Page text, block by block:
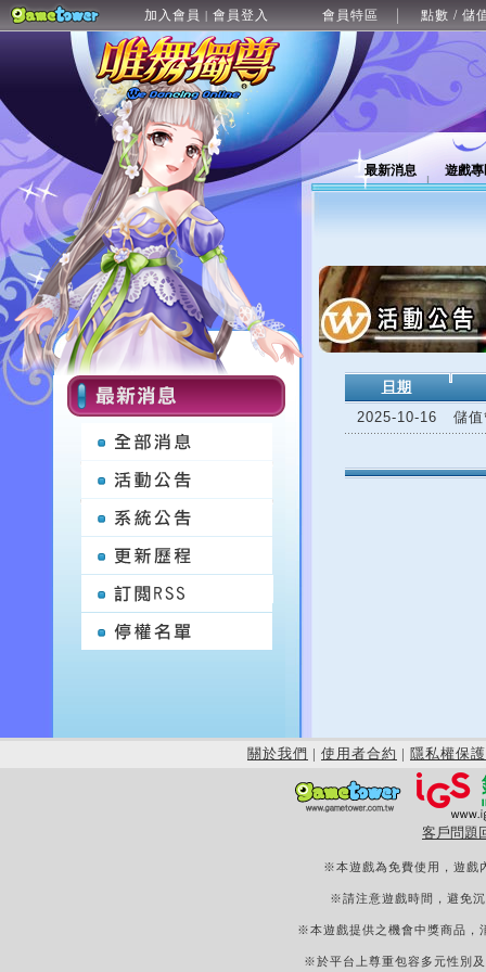
加入會員 | 會員登入 會員特區 點數 / 儲
最新消息 遊戲
日期
2025-10-16
儲
關於我們 | 使用者合約 | 隱私權保護
客戶問題
※本遊戲為免費使用，遊戲
※請注意遊戲時間，避免
※本遊戲提供之機會中獎商品，
※於平台上尊重包容多元性別